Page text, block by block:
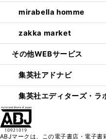
mirabella homme
zakka market
その他WEBサービス
集英社アドナビ
集英社エディターズ・ラ
ABJマークは、この電子書店・電子書